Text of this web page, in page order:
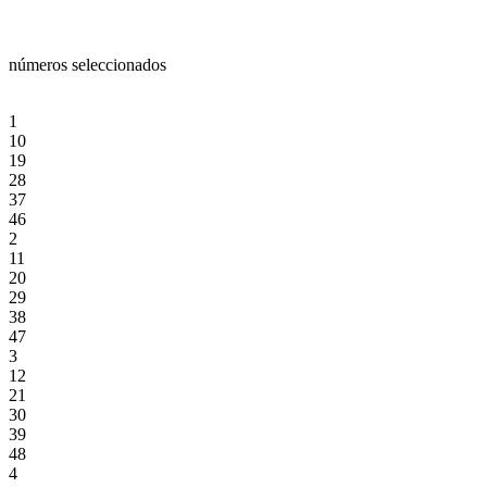
números seleccionados
1
10
19
28
37
46
2
11
20
29
38
47
3
12
21
30
39
48
4